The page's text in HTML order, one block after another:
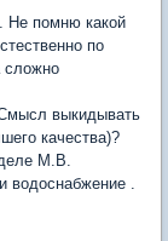
Не помню какой
по
сложно
выкидывать
качества)?
М.В.
.